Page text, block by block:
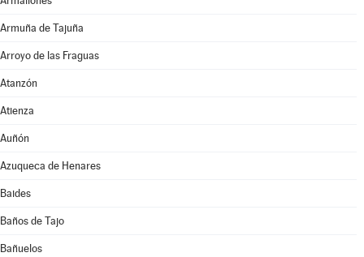
Armuña de Tajuña
Arroyo de las Fraguas
Atanzón
Atienza
Auñón
Azuqueca de Henares
Baides
Baños de Tajo
Bañuelos